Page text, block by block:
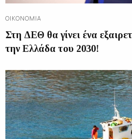
ΟΙΚΟΝΟΜΊΑ
Στη ΔΕΘ θα γίνει ένα
την Ελλάδα του 2030!